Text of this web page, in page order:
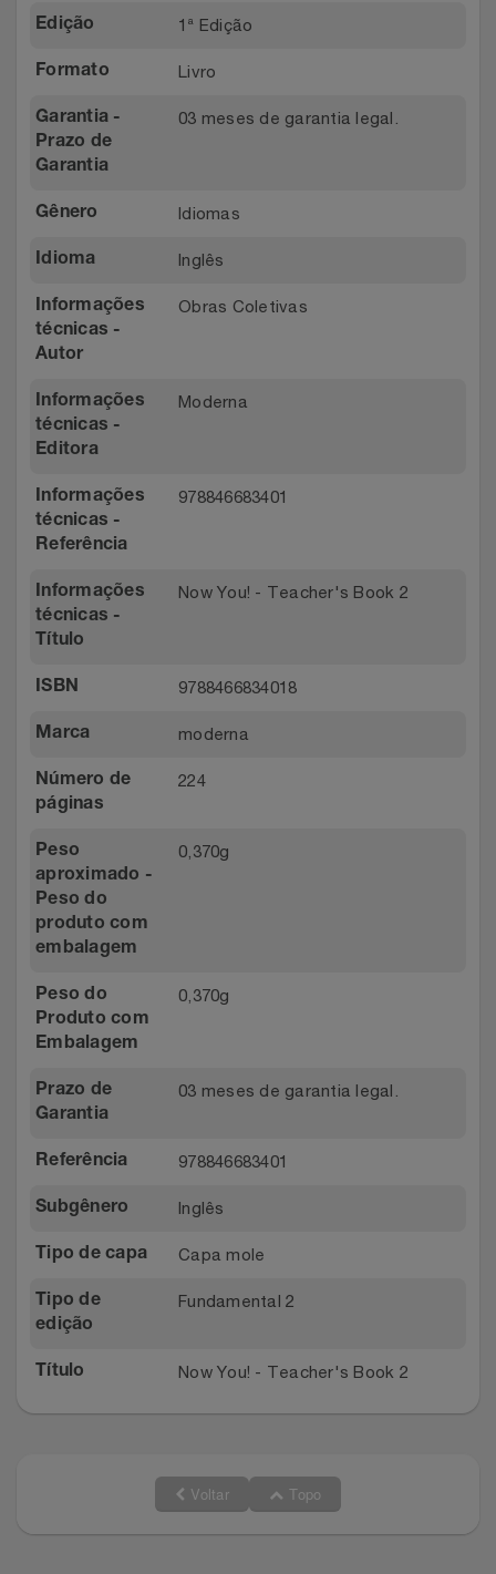
Edição 1ª Edição
Formato Livro
Garantia -
Prazo de
Garantia
03 meses de garantia legal.
Gênero Idiomas
Idioma Inglês
Informações
técnicas -
Autor
Obras Coletivas
Informações
técnicas -
Editora
Moderna
Informações
técnicas -
Referência
978846683401
Informações
técnicas -
Título
Now You! - Teacher's Book 2
ISBN 9788466834018
Marca moderna
Número de
páginas
224
Peso
aproximado -
Peso do
produto com
embalagem
0,370g
Peso do
Produto com
Embalagem
0,370g
Prazo de
Garantia
03 meses de garantia legal.
Referência 978846683401
Subgênero Inglês
Tipo de capa Capa mole
Tipo de
edição
Fundamental 2
Título Now You! - Teacher's Book 2
Voltar Topo